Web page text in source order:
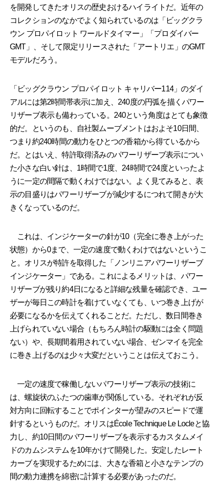
を開発してきたオリスの歴史おけるハイライトだ。近年の
コレクションのなかでよく知られているのは「ビッグクラ
ウン プロパイロット ワールドタイマー」「プロダイバー
GMT」、そして限定リリースされた「アートリエ」のGMT
モデルだろう。
「ビッグクラウン プロパイロット キャリバー114」のダイ
アルには第2時間帯表示に加え、240度の円弧を描くパワー
リザーブ表示も備わっている。240という角度はとても象徴
的だ。というのも、自社製ムーブメントはおよそ10日間、
つまり約240時間の動力をひとつの香箱から得ているから
だ。とはいえ、特許取得済みのパワーリザーブ表示につい
た小さな白い針は、1時間で1度、24時間で24度といったよ
うに一定の間隔で動くわけではない。よく見てみると、表
示の目盛りはパワーリザーブが減少するにつれて開きが大
きくなっているのだ。
これは、インジケーターの針が10（完全に巻き上がった
状態）から0まで、一定の速度で動くわけではないというこ
と。オリスが特許を取得した「ノンリニアパワーリザーブ
インジケーター」である。これによるメリットは、パワー
リザーブが残り約4日になると詳細な残量を確認でき、ユー
ザーが毎日この時計を着けていなくても、いつ巻き上げが
必要になるかを伝えてくれることだ。ただし、数日間巻き
上げられていない場合（もちろん時計の駆動には全く問題
ない）や、長期間着用されていない場合、ゼンマイを完全
に巻き上げるのは少々大変だということは伝えておこう。
一定の速度で稼働しないパワーリザーブ表示の技術に
は、螺旋状のふたつの歯車が関係している。それぞれが反
対方向に回転することでポインターが望みのスピードで運
針するというものだ。オリスはÉcole Technique Le Locleと協
力し、約10日間のパワーリザーブを表示するカスタムメイ
ドのカムシステムを10年かけて開発した。安定したレート
カーブを実現するためには、大きな香箱と小さなテンプの
間の動力連携を綿密に計算する必要があったのだ。